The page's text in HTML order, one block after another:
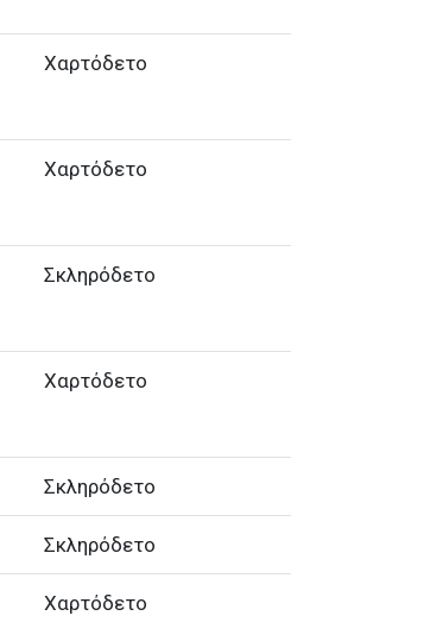
Χαρτόδετο
Χαρτόδετο
Σκληρόδετο
Χαρτόδετο
Σκληρόδετο
Σκληρόδετο
Χαρτόδετο